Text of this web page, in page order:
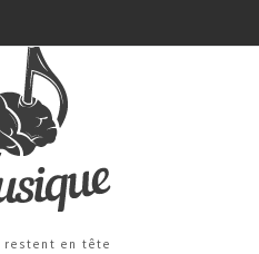
restent en tête